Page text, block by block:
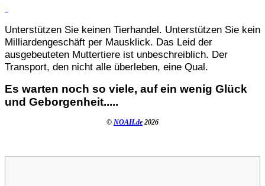
Unterstützen Sie keinen Tierhandel. Unterstützen Sie kein
Milliardengeschäft per Mausklick. Das Leid der
ausgebeuteten Muttertiere ist unbeschreiblich. Der
Transport, den nicht alle überleben, eine Qual.
Es warten noch so viele, auf ein wenig Glück
und Geborgenheit.....
© NOAH.de 2026